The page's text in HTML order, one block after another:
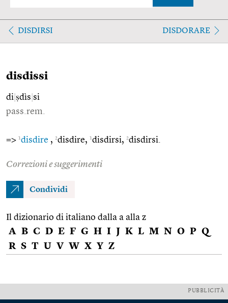
DISDIRSI DISDORARE
disdissi
di ṣdìs si
pass.rem.
=> 1disdire , 2disdire, 1disdirsi, 2disdirsi.
Correzioni e suggerimenti
Condividi
Il dizionario di italiano dalla a alla z
A B C D E F G H I J K L M N O P Q
R S T U V W X Y Z
PUBBLICITÀ